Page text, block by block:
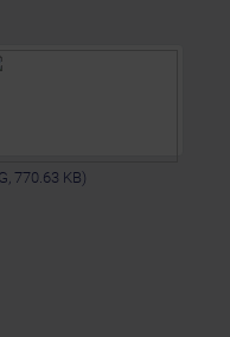
770.63 KB)